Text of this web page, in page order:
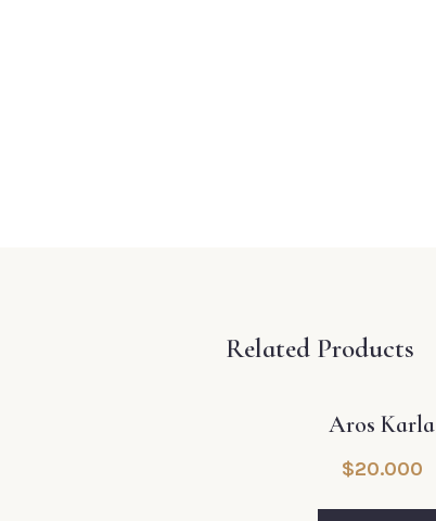
Related Products
Aros Karla
$20.000